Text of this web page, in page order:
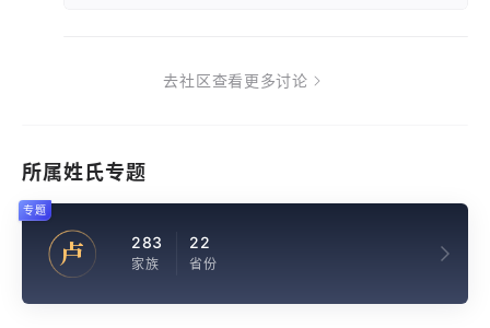
去社区查看更多讨论
所属姓氏专题
卢 283
家族
22
省份
专题